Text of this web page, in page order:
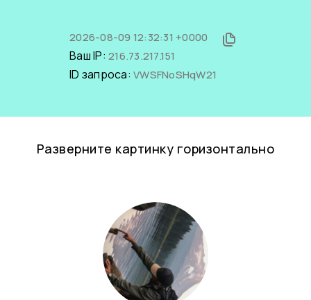
2026-08-09 12:32:31 +0000
Ваш IP: 216.73.217.151
ID запроса: VWSFNoSHqW21
Разверните картинку горизонтально